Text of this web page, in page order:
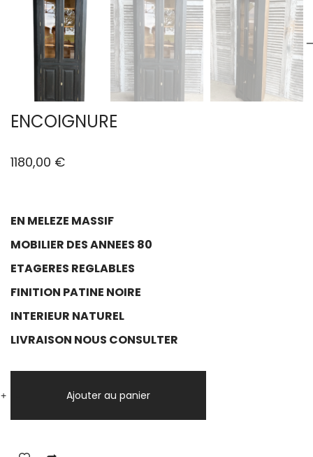
ENCOIGNURE
1180,00 €
EN MELEZE MASSIF
MOBILIER DES ANNEES 80
ETAGERES REGLABLES
FINITION PATINE NOIRE
INTERIEUR NATUREL
LIVRAISON NOUS CONSULTER
+ Ajouter au panier